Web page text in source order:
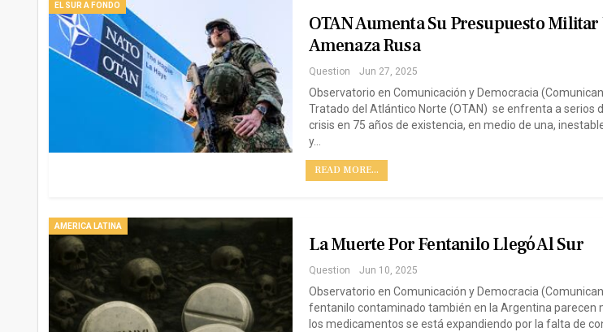
EL SUR A FONDO
OTAN Aumenta Su Presupuesto
Amenaza Rusa
Question Jun 27, 2025
Observatorio en Comunicación y Democracia
Tratado del Atlántico Norte (OTAN) se enfrenta a serios
crisis en 75 años de existencia, en medio de una,
y…
READ MORE...
AMERICA LATINA
La Muerte Por Fentanilo Llegó Al Sur
Question Jun 10, 2025
Observatorio en Comunicación y Democracia
fentanilo contaminado también en la Argentina parecen
los medicamentos se está expandiendo por la falta de